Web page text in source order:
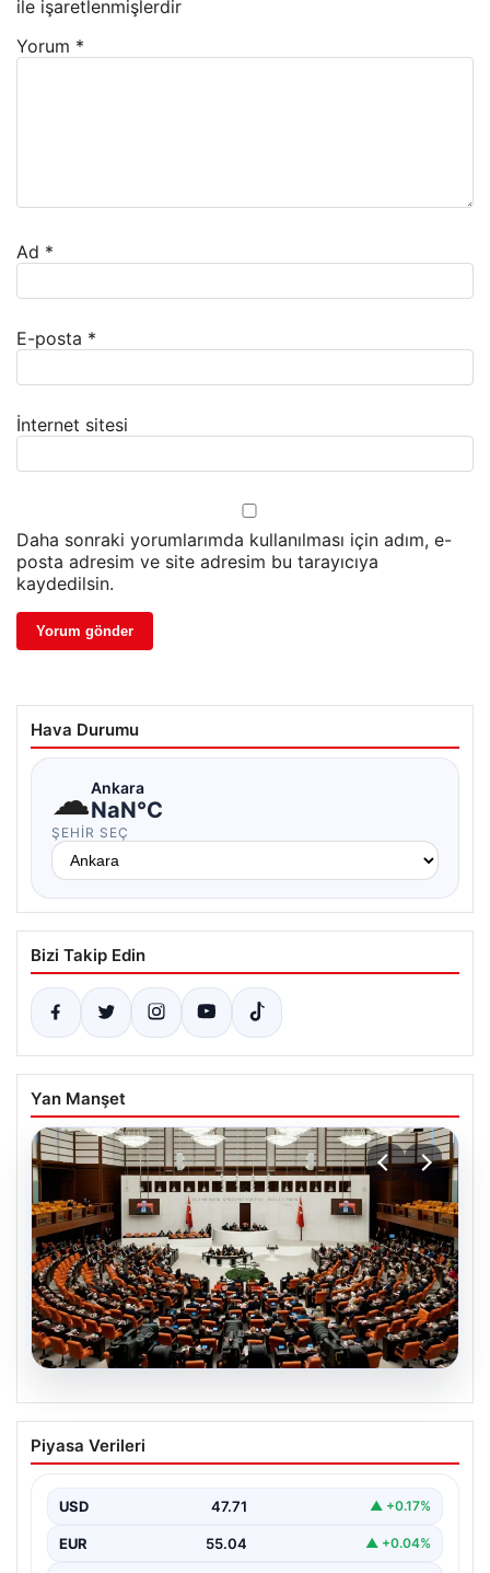
ile işaretlenmişlerdir
Yorum *
Ad *
E-posta *
İnternet sitesi
Daha sonraki yorumlarımda kullanılması için adım, e-
posta adresim ve site adresim bu tarayıcıya
kaydedilsin.
Hava Durumu
☁Ankara
NaN°C
ŞEHIR SEÇ
Bizi Takip Edin
Yan Manşet
İstanbul Valiliğinden dolandırıcılık
uyarısı
Piyasa Verileri
USD 47.71 ▲ +0.17%
EUR 55.04 ▲ +0.04%